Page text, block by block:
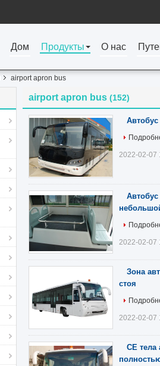
Дом Продукты О нас
airport apron bus
airport apron bus (152)
2022-02-07
2022-02-07
Зона
стоя
2022-02-07
CE